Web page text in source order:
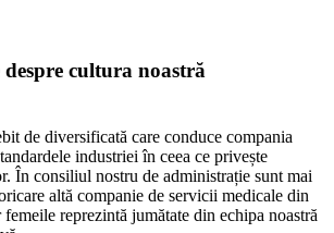
cultura noastră
de diversificată care conduce compania
industriei în ceea ce privește
În consiliul nostru de administrație sunt mai
altă companie de servicii medicale din
reprezintă jumătate din echipa noastră